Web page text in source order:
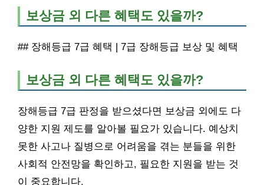
보상금 외 다른 혜택도 있을까?
## 장해등급 7급 혜택 | 7급 장해등급 보상 및 혜택
보상금 외 다른 혜택도 있을까?
장해등급 7급 판정을 받으셨다면 보상금 외에도 다
양한 지원 제도를 알아볼 필요가 있습니다. 예상치
못한 사고나 질병으로 어려움을 겪는 분들을 위한
사회적 안전망을 확인하고, 필요한 지원을 받는 것
이 중요합니다.